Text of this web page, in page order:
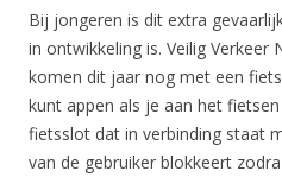
Bij jongeren is dit extra
in ontwikkeling is. Veilig Verkeer
komen dit jaar nog met een
kunt appen als je aan het
fietsslot dat in verbinding staat
van de gebruiker blokkeert